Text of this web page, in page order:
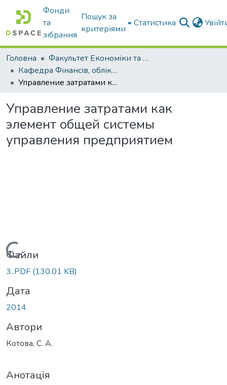
Фонди
та
зібрання
Пошук за
критеріями
Статистика
Головна
Факультет Економіки та бізнесу
Кафедра Фінансів, обліку і оподаткування
Управление затратами как элемент общей системы управления предприятием
Управление затратами как
элемент общей системы
управления предприятием
Вантажиться...
Файли
3..PDF (130.01 KB)
Дата
2014
Автори
Котова, С. А.
Анотація